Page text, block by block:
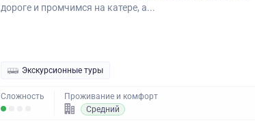
дороге и промчимся на катере, а...
Экскурсионные туры
Сложность
Проживание и комфорт
Средний